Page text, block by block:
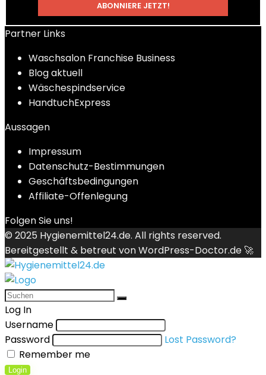
Partner Links
Waschsalon Franchise Business
Blog aktuell
Wäschespindservice
HandtuchExpress
Aussagen
Impressum
Datenschutz-Bestimmungen
Geschäftsbedingungen
Affiliate-Offenlegung
Folgen Sie uns!
© 2025 Hygienemittel24.de. All rights reserved.
Bereitgestellt & betreut vonWordPress-Doctor.de 🚀
Log In
Username
Password
Lost Password?
Remember me
Login